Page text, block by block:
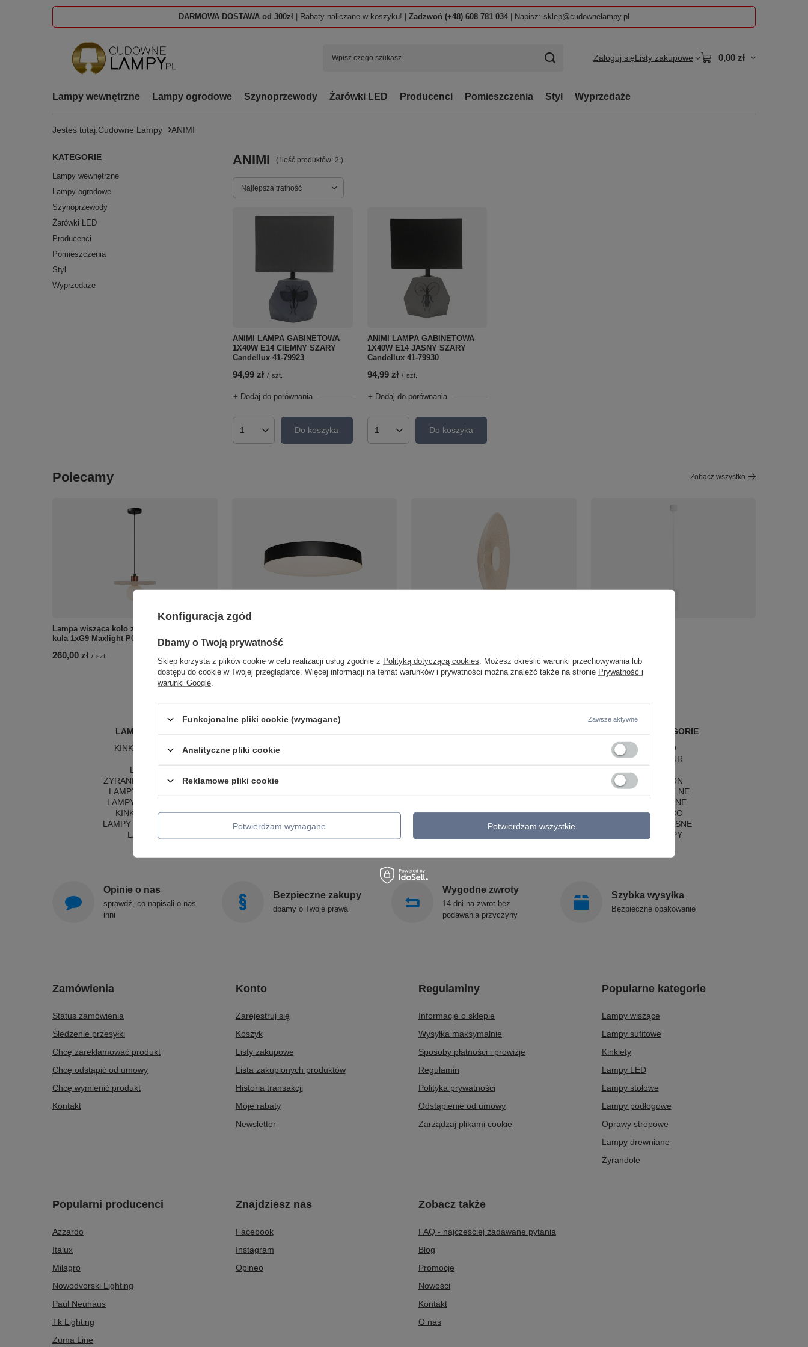
DARMOWA DOSTAWA od 300zł | Rabaty naliczane w koszyku! | Zadzwoń (+48) 608 781 034 | Napisz: sklep@cudownelampy.pl
Zaloguj sięListy zakupowe 0,00 zł
Lampy wewnętrzne Lampy ogrodowe Szynoprzewody Żarówki LED Producenci Pomieszczenia Styl Wyprzedaże
Jesteś tutaj:Cudowne Lampy ANIMI
KATEGORIE
Lampy wewnętrzne
Lampy ogrodowe
Szynoprzewody
Żarówki LED
Producenci
Pomieszczenia
Styl
Wyprzedaże
ANIMI ( ilość produktów: 2 )
Zmień sortowanie
Najlepsza trafność
ANIMI LAMPA GABINETOWA
1X40W E14 CIEMNY SZARY
Candellux 41-79923
94,99 zł / szt.
+ Dodaj do porównania
Ilość produktówDo koszyka
ANIMI LAMPA GABINETOWA
1X40W E14 JASNY SZARY
Candellux 41-79930
94,99 zł / szt.
+ Dodaj do porównania
Ilość produktówDo koszyka
Polecamy Zobacz wszystko
Lampa wisząca koło z trawertynu i szklana
kula 1xG9 Maxlight P0650 Lando
260,00 zł / szt.
Maxlight C0272 Lumos 24W
575,00 zł / szt.
LAMPY WEWNĘTRZNE
KINKIETY NAD LUSTRO
LAMPKI NOCNE
ŻYRANDOLE KRYSZTAŁOWE
LAMPY WISZĄCE CZARNE
LAMPY WISZĄCE - OKRĘGI
KINKIETY DO SYPIALNI
LAMPY SUFITOWE OKRĄGŁE
LAMPY WISZĄCE
LAMPY OGRODOWE - SUFITOWE
GIRLANDY OGRODOWE
KINKIETY OGRODOWE
SIGMA
ALDEX
POPULARNE KATEGORIE
LAMPY RETRO
LAMPY GLAMOUR
LAMPY HAMPTON
LAMPY RUSTYKALNE
LAMPY KLASYCZNE
LAMPY ART DECO
LAMPY NOWOCZESNE
STYLOWE LAMPY
Opinie o nas
sprawdź, co napisali o nas
inni
Bezpieczne zakupy
dbamy o Twoje prawa
Wygodne zwroty
14 dni na zwrot bez
podawania przyczyny
Szybka wysyłka
Bezpieczne opakowanie
Zamówienia
Status zamówienia
Śledzenie przesyłki
Chcę zareklamować produkt
Chcę odstąpić od umowy
Chcę wymienić produkt
Kontakt
Konto
Zarejestruj się
Koszyk
Listy zakupowe
Lista zakupionych produktów
Historia transakcji
Moje rabaty
Newsletter
Regulaminy
Informacje o sklepie
Wysyłka maksymalnie
Sposoby płatności i prowizje
Regulamin
Polityka prywatności
Odstąpienie od umowy
Zarządzaj plikami cookie
Popularne kategorie
Lampy wiszące
Lampy sufitowe
Kinkiety
Lampy LED
Lampy stołowe
Lampy podłogowe
Oprawy stropowe
Lampy drewniane
Żyrandole
Popularni producenci
Azzardo
Italux
Milagro
Nowodvorski Lighting
Paul Neuhaus
Tk Lighting
Zuma Line
Znajdziesz nas
Facebook
Instagram
Opineo
Zobacz także
FAQ - najcześciej zadawane pytania
Blog
Promocje
Nowości
Kontakt
O nas
Konfiguracja zgód
Dbamy o Twoją prywatność
Sklep korzysta z plików cookie w celu realizacji usług zgodnie z Polityką dotyczącą cookies . Możesz określić warunki przechowywania lub
dostępu do cookie w Twojej przeglądarce. Więcej informacji na temat warunków i prywatności można znaleźć także na stronie Prywatność i
warunki Google
Funkcjonalne pliki cookie (wymagane) Zawsze aktywne
Analityczne pliki cookie
Reklamowe pliki cookie
Potwierdzam wymagane Potwierdzam wszystkie